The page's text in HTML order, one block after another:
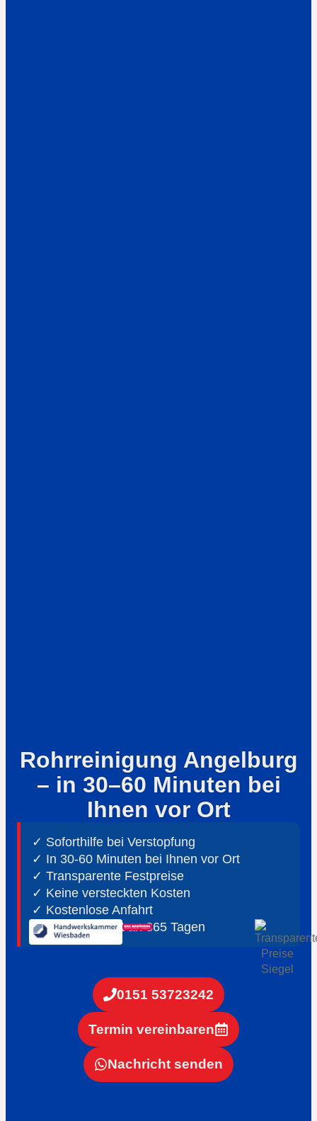
Rohrreinigung Angelburg
– in 30–60 Minuten bei
Ihnen vor Ort
✓ Soforthilfe bei Verstopfung
✓ In 30-60 Minuten bei Ihnen vor Ort
✓ ⁠Transparente Festpreise
✓ Keine versteckten Kosten
✓ Kostenlose Anfahrt
✓ ⁠24h Notdienst an 365 Tagen
0151 53723242
Termin vereinbaren
Nachricht senden